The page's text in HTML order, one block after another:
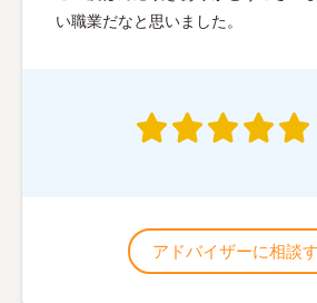
い職業だなと思いました。
アドバイザーに相談